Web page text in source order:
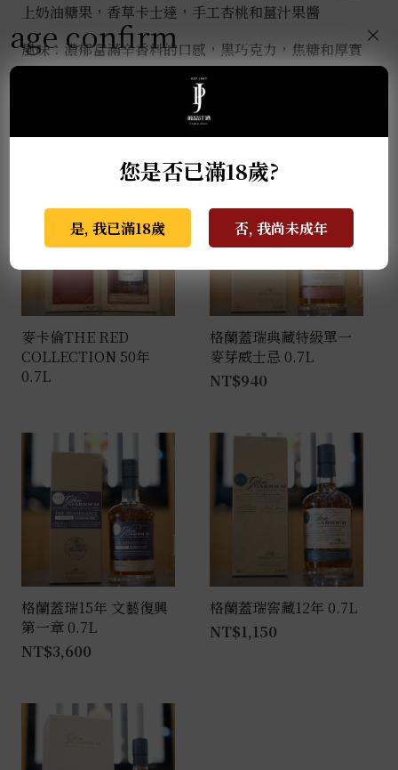
上奶油糖果，香草卡士達，手工杏桃和薑汁果醬
風味：濃郁富滿辛香料的口感，黑巧克力，焦糖和厚實
蜂蜜，覆蓋溫燉的肉桂，丁香和生薑香料
推薦商品
麥卡倫THE RED
COLLECTION 50年
0.7L
格蘭蓋瑞典藏特級單一
麥芽威士忌 0.7L
NT$940
格蘭蓋瑞15年 文藝復興
第一章 0.7L
NT$3,600
格蘭蓋瑞窖藏12年 0.7L
NT$1,150
age confirm
您是否已滿18歲?
是, 我已滿18歲 否, 我尚未成年
×